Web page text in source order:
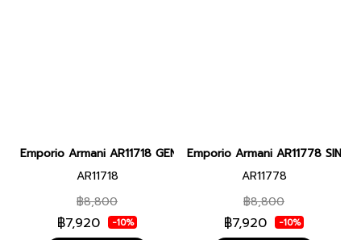
Emporio Armani AR11718 GENNI WOMEN 26MM นาฬิกาข้อมือ นา
AR11718
฿8,800
฿7,920 -10%
Emporio Armani AR11778
AR11778
฿8,800
฿7,920 -10%